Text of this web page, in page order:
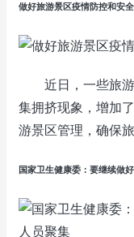
做好旅游景区疫情防控和安
近日，一些旅游
集拥挤现象，增加
游景区管理，确保
国家卫生健康委：要继续做